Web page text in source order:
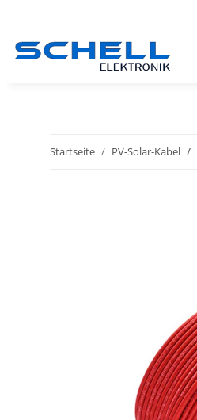
Startseite PV-Solar-Kabel